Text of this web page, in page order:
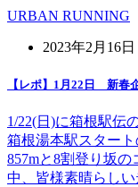
URBAN RUNNING
2023年2月16日
【レポ】1月22日 新春
1/22(日)に箱根駅伝
箱根湯本駅スター
857mと8割登り坂
中、皆様素晴らし